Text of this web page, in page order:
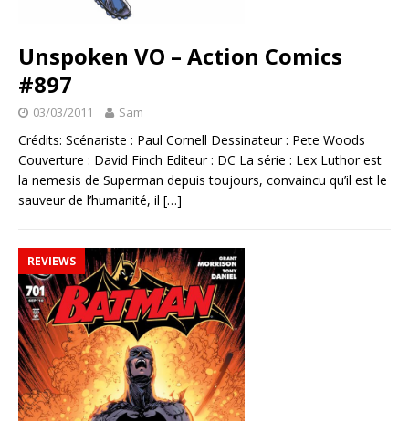
Unspoken VO – Action Comics
#897
03/03/2011 Sam
Crédits: Scénariste : Paul Cornell Dessinateur : Pete Woods
Couverture : David Finch Editeur : DC La série : Lex Luthor est
la nemesis de Superman depuis toujours, convaincu qu’il est le
sauveur de l’humanité, il […]
REVIEWS